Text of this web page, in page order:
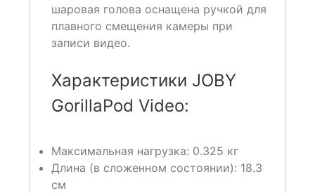
шаровая голова оснащена ручкой для
плавного смещения камеры при
записи видео.
Характеристики JOBY
GorillaPod Video:
Максимальная нагрузка: 0.325 кг
Длина (в сложенном состоянии): 18.3
см